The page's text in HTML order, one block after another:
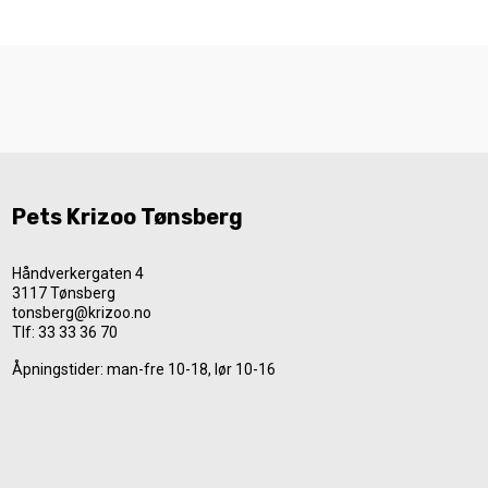
Pets Krizoo Tønsberg
Håndverkergaten 4
3117 Tønsberg
tonsberg@krizoo.no
Tlf: 33 33 36 70
Åpningstider: man-fre 10-18, lør 10-16